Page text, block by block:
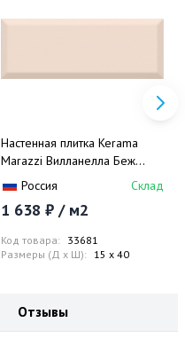
Настенная плитка Kerama
Marazzi Вилланелла Беж
Грань 15077 15x40
Россия Склад
1 638 ₽ / м2
Код товара: 33681
Размеры (Д x Ш): 15 x 40
Отзывы